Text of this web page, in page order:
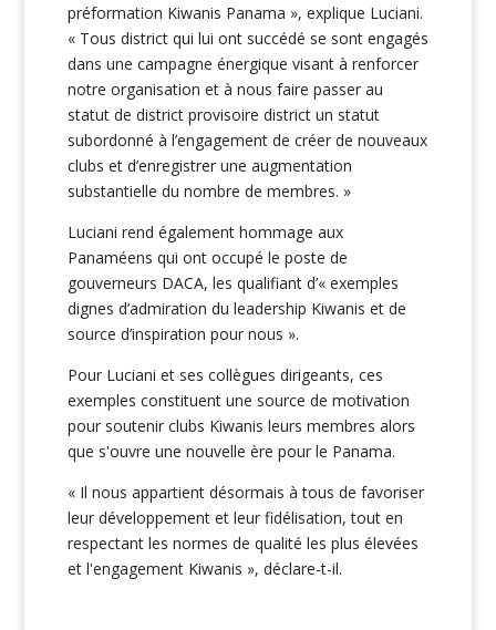
préformation Kiwanis Panama », explique Luciani.
« Tous district qui lui ont succédé se sont engagés
dans une campagne énergique visant à renforcer
notre organisation et à nous faire passer au
statut de district provisoire district un statut
subordonné à l’engagement de créer de nouveaux
clubs et d’enregistrer une augmentation
substantielle du nombre de membres. »
Luciani rend également hommage aux
Panaméens qui ont occupé le poste de
gouverneurs DACA, les qualifiant d’« exemples
dignes d’admiration du leadership Kiwanis et de
source d’inspiration pour nous ».
Pour Luciani et ses collègues dirigeants, ces
exemples constituent une source de motivation
pour soutenir clubs Kiwanis leurs membres alors
que s'ouvre une nouvelle ère pour le Panama.
« Il nous appartient désormais à tous de favoriser
leur développement et leur fidélisation, tout en
respectant les normes de qualité les plus élevées
et l'engagement Kiwanis », déclare-t-il.